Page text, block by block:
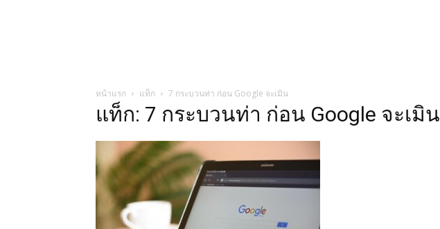
หน้าแรก แท็ก 7 กระบวนท่า ก่อน Google จะเมิน
แท็ก: 7 กระบวนท่า ก่อน Google จะเมิน